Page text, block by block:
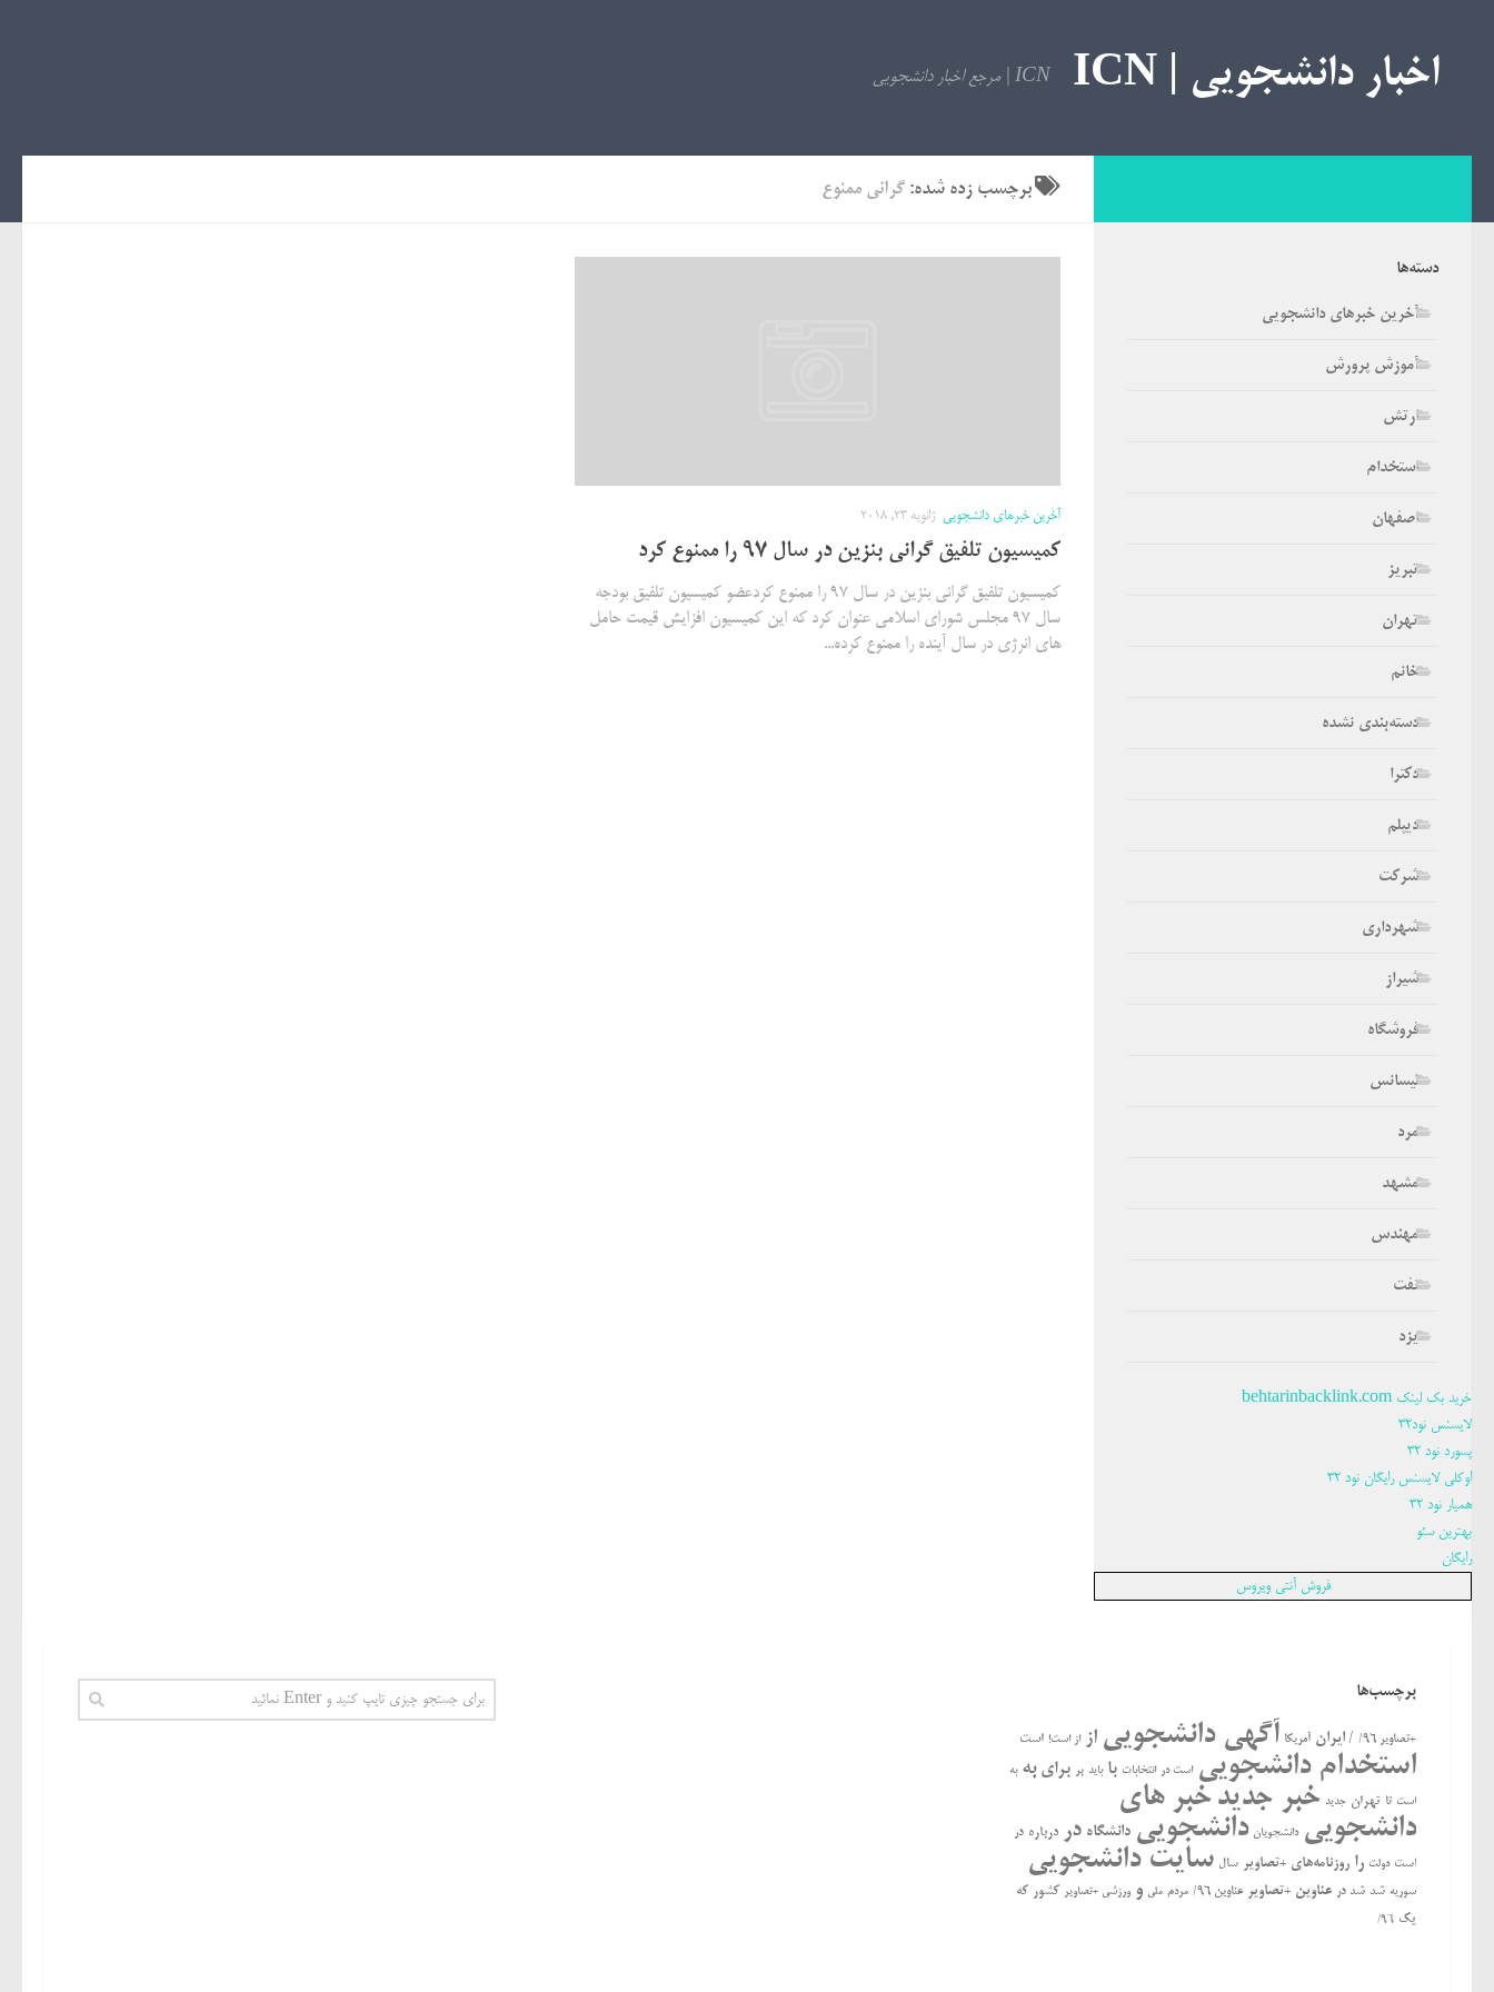
اخبار دانشجویی | ICN ICN | مرجع اخبار دانشجویی
برچسب زده شده: گرانی ممنوع
آخرین خبرهای دانشجویی ژانویه 23, 2018
کمیسیون تلفیق گرانی بنزین در سال ۹۷ را ممنوع کرد
کمیسیون تلفیق گرانی بنزین در سال ۹۷ را ممنوع کردعضو کمیسیون تلفیق بودجه
سال ۹۷ مجلس شورای اسلامی عنوان کرد که این کمیسیون افزایش قیمت حامل
های انرژی در سال آینده را ممنوع کرده...
دسته‌ها
آخرین خبرهای دانشجویی
آموزش پرورش
ارتش
استخدام
اصفهان
تبریز
تهران
خانم
دسته‌بندی نشده
دکترا
دیپلم
شرکت
شهرداری
شیراز
فروشگاه
لیسانس
مرد
مشهد
مهندس
نفت
یزد
خرید بک لینک behtarinbacklink.com
لایسنس نود32
پسورد نود 32
اوکلی لایسنس رایگان نود 32
همیار نود 32
بهترین سئو
رایگان
فروش آنتی ویروس
برچسب‌ها
+تصاویر ۹۶/ / ایران آمریکا آگهی دانشجویی از از است! است
استخدام دانشجویی است در انتخابات با باید بر برای به به
است تا تهران جدید خبر جدید خبر های
دانشجویی دانشجویان دانشجویی دانشگاه در درباره در
ﺍﺳﺖ دولت را روزنامه‌های +تصاویر سال سایت دانشجویی
سوریه شد شد در عناوین +تصاویر عناوین ۹۶/ مردم ملی و ورزشی +تصاویر کشور که
یک ۹۶/